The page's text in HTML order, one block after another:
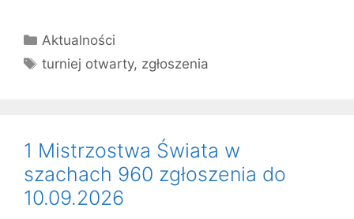
Kategorie
Aktualności
Tagi
turniej otwarty, zgłoszenia
1 Mistrzostwa Świata w
szachach 960 zgłoszenia do
10.09.2026